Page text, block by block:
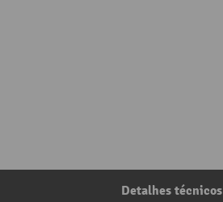
Detalhes técnicos